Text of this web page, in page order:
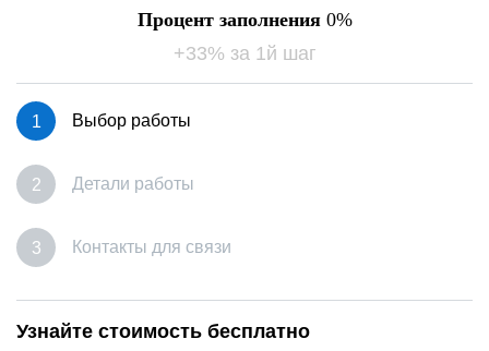
Узнайте стоимость бесплатно
Выбор работы
Детали работы
Контакты для связи
Процент заполнения 0
+33% за 1й шаг